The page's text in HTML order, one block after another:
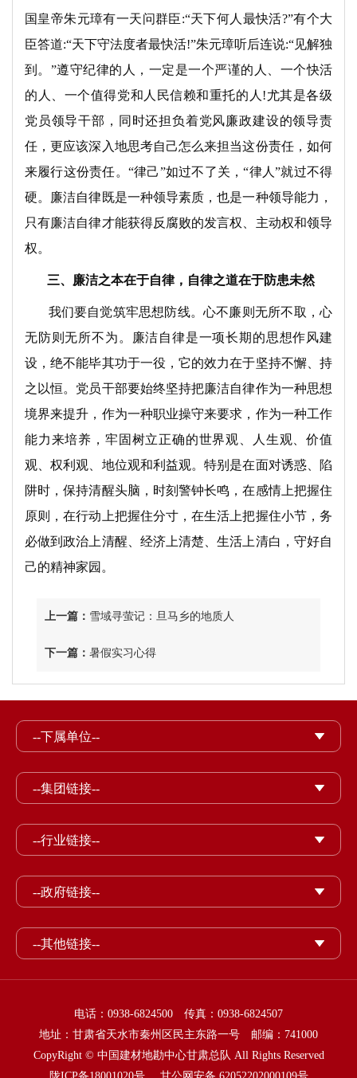
国皇帝朱元璋有一天问群臣:“天下何人最快活?”有个大
臣答道:“天下守法度者最快活!”朱元璋听后连说:“见解独
到。”遵守纪律的人，一定是一个严谨的人、一个快活
的人、一个值得党和人民信赖和重托的人!尤其是各级
党员领导干部，同时还担负着党风廉政建设的领导责
任，更应该深入地思考自己怎么来担当这份责任，如何
来履行这份责任。“律己”如过不了关，“律人”就过不得
硬。廉洁自律既是一种领导素质，也是一种领导能力，
只有廉洁自律才能获得反腐败的发言权、主动权和领导
权。
三、廉洁之本在于自律，自律之道在于防患未然
我们要自觉筑牢思想防线。心不廉则无所不取，心
无防则无所不为。廉洁自律是一项长期的思想作风建
设，绝不能毕其功于一役，它的效力在于坚持不懈、持
之以恒。党员干部要始终坚持把廉洁自律作为一种思想
境界来提升，作为一种职业操守来要求，作为一种工作
能力来培养，牢固树立正确的世界观、人生观、价值
观、权利观、地位观和利益观。特别是在面对诱惑、陷
阱时，保持清醒头脑，时刻警钟长鸣，在感情上把握住
原则，在行动上把握住分寸，在生活上把握住小节，务
必做到政治上清醒、经济上清楚、生活上清白，守好自
己的精神家园。
上一篇： 雪域寻萤记：旦马乡的地质人
下一篇： 暑假实习心得
--下属单位--
--集团链接--
--行业链接--
--政府链接--
--其他链接--
电话：0938-6824500 传真：0938-6824507
地址：甘肃省天水市秦州区民主东路一号 邮编：741000
CopyRight © 中国建材地勘中心甘肃总队 All Rights Reserved